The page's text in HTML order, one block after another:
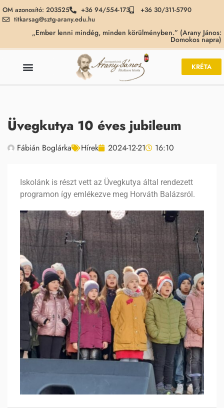
OM azonosító: 203525 +36 94/554-173
+36 30/311-5790
titkarsag@sztg-arany.edu.hu
„Ember lenni mindég, minden körülményben.” (Arany János:
Domokos napra)
KRÉTA
Üvegkutya 10 éves jubileum
Fábián Boglárka Hírek 2024-12-21 16:10
Iskolánk is részt vett az Üvegkutya által rendezett
programon így emlékezve meg Horváth Balázsról.